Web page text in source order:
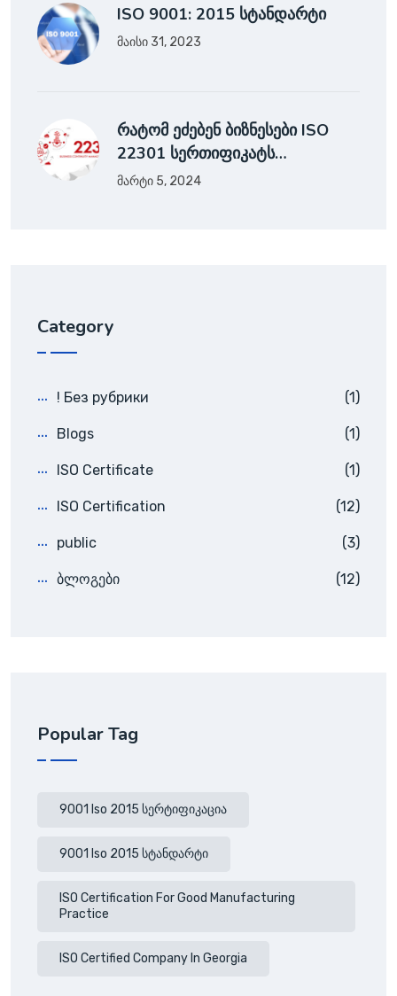
ISO 9001: 2015 სტანდარტი
მაისი 31, 2023
რატომ ეძებენ ბიზნესები ISO
22301 სერთიფიკატს…
მარტი 5, 2024
Category
! Без рубрики (1)
Blogs (1)
ISO Certificate (1)
ISO Certification (12)
public (3)
ბლოგები (12)
Popular Tag
9001 Iso 2015 Სერტიფიკაცია
9001 Iso 2015 Სტანდარტი
ISO Certification For Good Manufacturing
Practice
ISO Certified Company In Georgia